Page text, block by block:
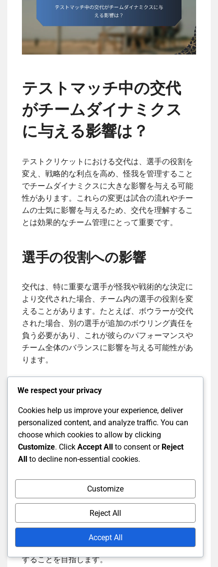
テストマッチ中の交代
がチームダイナミクス
に与える影響は？
テストクリケットにおける交代は、選手の役割を
変え、戦略的な利点を高め、怪我を管理すること
でチームダイナミクスに大きな影響を与える可能
性があります。これらの変更は試合の流れやチー
ムの士気に影響を与えるため、交代を理解するこ
とは効果的なチーム管理にとって重要です。
選手の役割への影響
交代は、特に重要な選手が怪我や戦術的な決定に
より交代された場合、チーム内の選手の役割を変
えることがあります。たとえば、ボウラーが交代
された場合、別の選手が追加のボウリング責任を
負う必要があり、これが彼らのパフォーマンスや
チーム全体のバランスに影響を与える可能性があ
ります。
バッツマンが交代された場合、入ってくる選手は
異なるスタイルやスキルセットを持っているかも
しれず、チームのバッティングアプローチが変わ
る可能性があります。これにより、攻撃的または
守備的な戦略が生まれることがあります。
タイムリーな交代を行うことで、特定のピッチ条
件を利用したり、特定のバッツマンの強みを打破
したりする戦略的な利点を得ることができます。
コーチは、交代の最適なタイミングを決定するた
めに試合の状況を分析し、試合への影響を最大化
することを目指します。
We respect your privacy
Cookies help us improve your experience, deliver
personalized content, and analyze traffic. You can
choose which cookies to allow by clicking
Customize. Click Accept All to consent or Reject
All to decline non-essential cookies.
Customize
Reject All
Accept All